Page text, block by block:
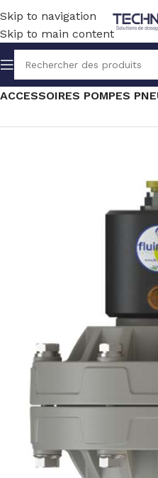
Skip to navigation
Skip to main content
Accueil TRANSFERT
ACCESSOIRES POMPES